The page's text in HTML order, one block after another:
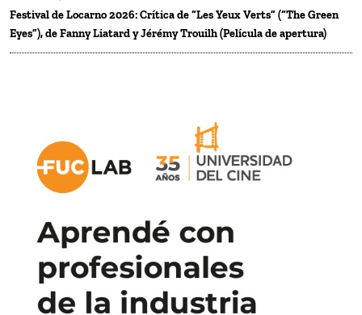
Festival de Locarno 2026: Crítica de “Les Yeux Verts” (“The Green
Eyes”), de Fanny Liatard y Jérémy Trouilh (Película de apertura)